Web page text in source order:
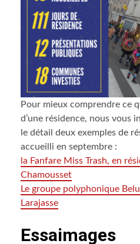
Pour mieux comprendre ce
d’une résidence, nous vous
le détail deux exemples de
accueilli en septembre :
la Fanfare Miss Trash, en
Chamousset
Le groupe polyphonique
Larajasse
Essaimages